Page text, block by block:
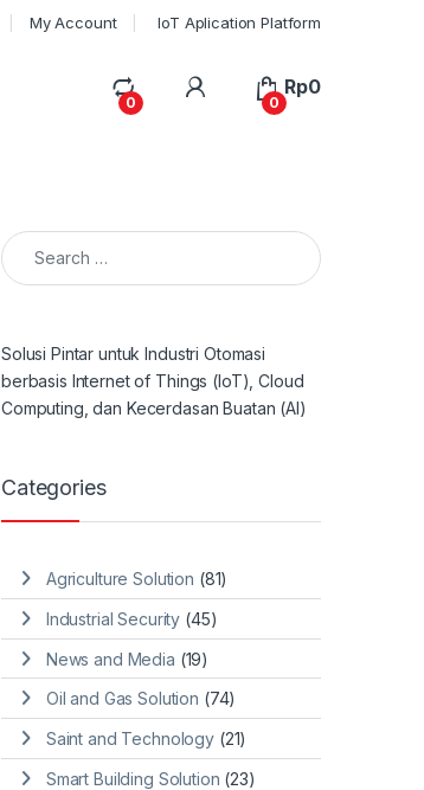
My Account IoT Aplication Platform
0
My Account
0
Rp0
Search for:
Solusi Pintar untuk Industri Otomasi
berbasis Internet of Things (IoT), Cloud
Computing, dan Kecerdasan Buatan (AI)
Categories
Agriculture Solution (81)
Industrial Security (45)
News and Media (19)
Oil and Gas Solution (74)
Saint and Technology (21)
Smart Building Solution (23)